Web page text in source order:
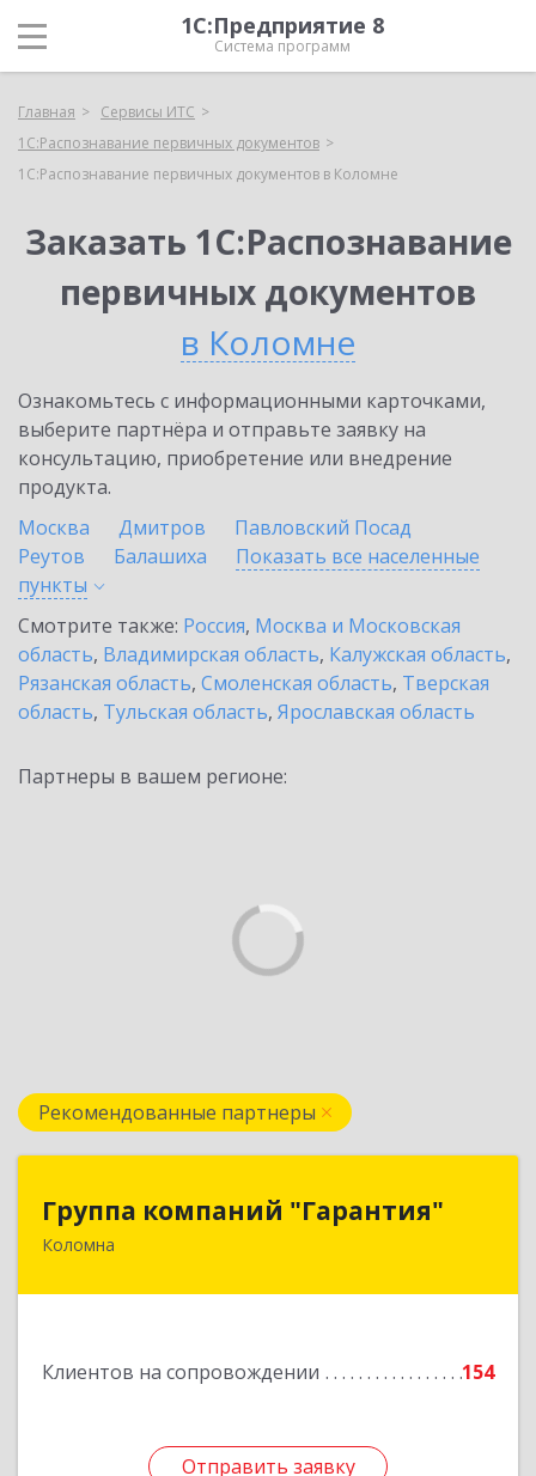
1С:Предприятие 8
Система программ
Главная
Сервисы ИТС
1С:Распознавание первичных документов
1С:Распознавание первичных документов в Коломне
Заказать 1С:Распознавание
первичных документов
в Коломне
Ознакомьтесь с информационными карточками,
выберите партнёра и отправьте заявку на
консультацию, приобретение или внедрение
продукта.
Москва
Дмитров
Павловский Посад
Реутов
Балашиха
Показать все населенные
пункты
Смотрите также: Россия, Москва и Московская
область, Владимирская область, Калужская область,
Рязанская область, Смоленская область, Тверская
область, Тульская область, Ярославская область
Партнеры в вашем регионе:
Рекомендованные партнеры
Группа компаний "Гарантия"
Коломна
Клиентов на сопровождении 154
Отправить заявку
Группа компаний "Гарантия"
140407, Московская обл, Коломна г, Гагарина
Отправить заявку